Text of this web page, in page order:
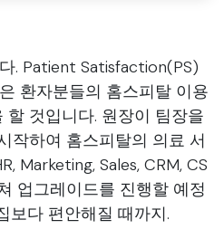
. Patient Satisfaction(PS)
환자분들의 홈스피탈 이용
할 것입니다. 원장이 팀장을
작하여 홈스피탈의 의료 서
Marketing, Sales, CRM, CS
업그레이드를 진행할 예정
보다 편안해질 때까지.